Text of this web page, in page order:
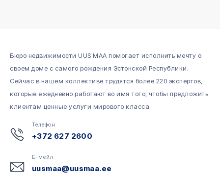
Бюро недвижимости UUS MAA помогает исполнить мечту о
своем доме с самого рождения Эстонской Республики.
Сейчас в нашем коллективе трудятся более 220 экспертов,
которые ежедневно работают во имя того, чтобы предложить
клиентам ценные услуги мирового класса.
Телефон
+372 627 2600
Е-мейл
uusmaa@uusmaa.ee